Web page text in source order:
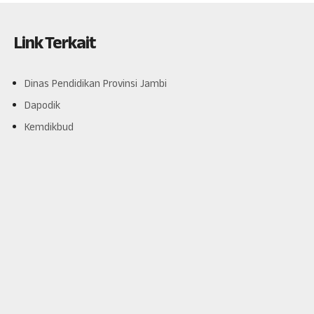
Link Terkait
Dinas Pendidikan Provinsi Jambi
Dapodik
Kemdikbud